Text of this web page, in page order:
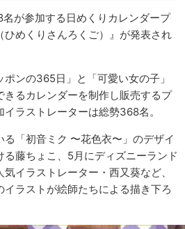
が参加する日めくりカレンダープ
ひめくりさんろくご）』が発表され
ポンの365日」と「可愛い女の子」
きるカレンダーを制作し販売するプ
ラストレーターは総勢368名。
「初音ミク 〜花色衣〜」のデザイ
る藤ちょこ、5月にディズニーランド
イラストレーター・西又葵など、
ラストが絵師たちによる描き下ろ